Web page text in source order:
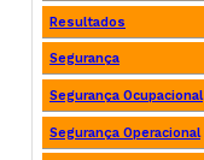
Resultados
Segurança
Segurança Ocupacional
Segurança Operacional